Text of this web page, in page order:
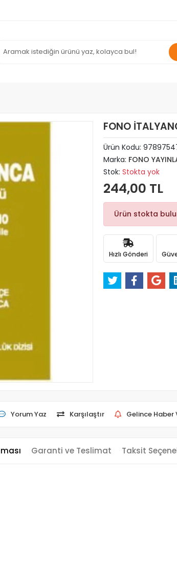
FONO
Ürün Kodu:
Marka: FONO
Stok: Stokta yok
244,00 TL
Ürün stokta
Hızlı Gönderi
Yorum Yaz Karşılaştır Gelince Haber
Garanti ve Teslimat Taksit